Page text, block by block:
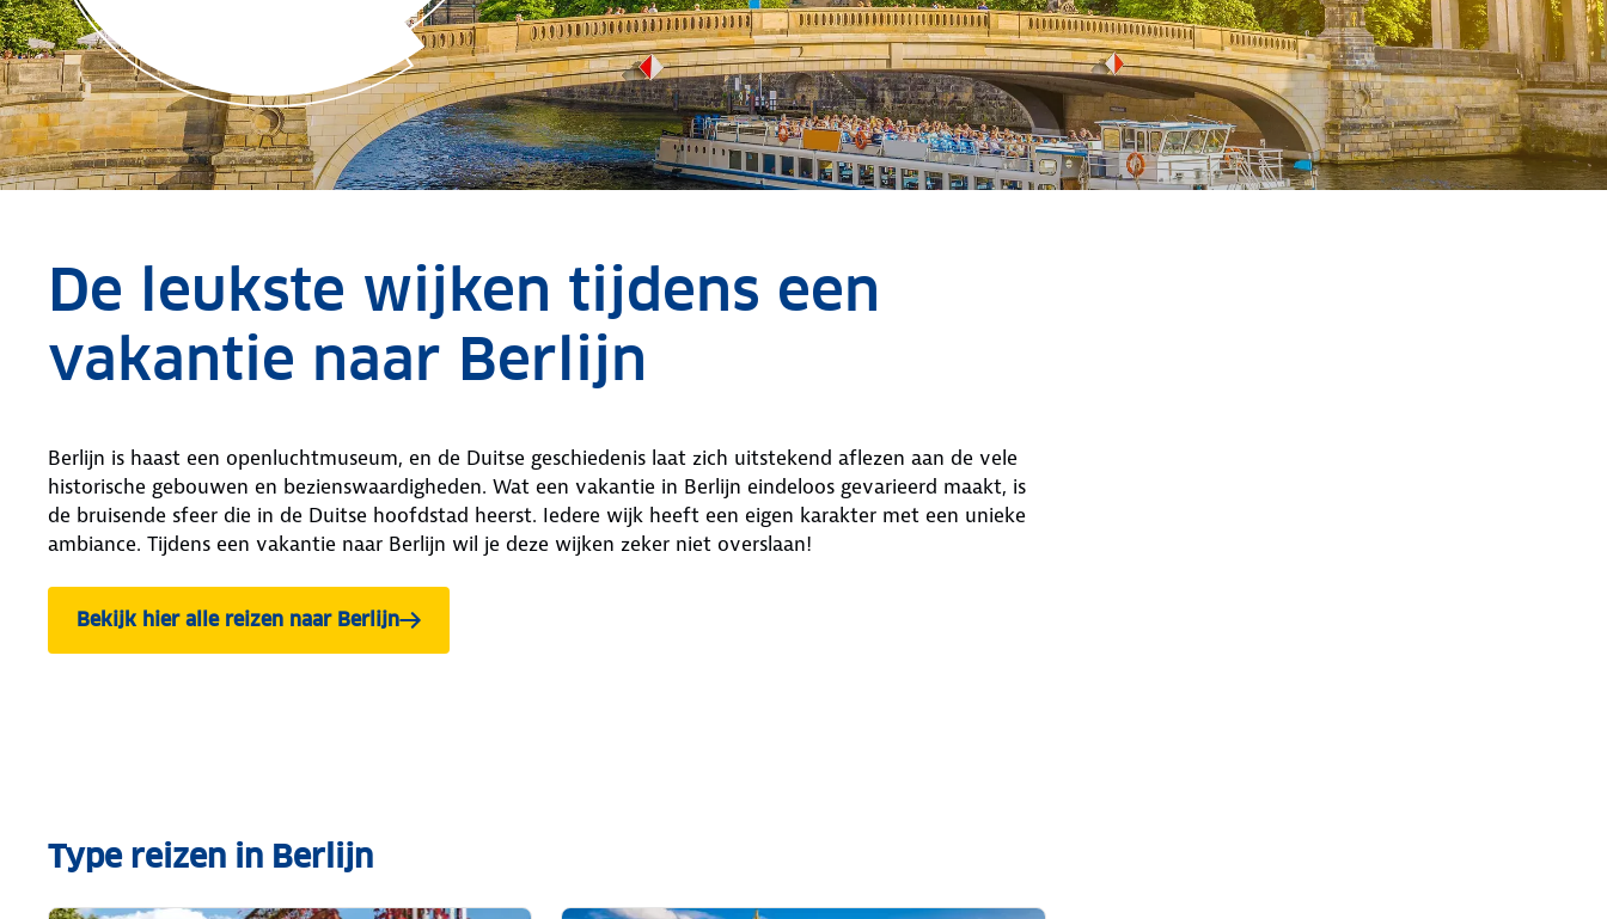
De leukste wijken tijdens een
vakantie naar Berlijn
Berlijn is haast een openluchtmuseum, en de Duitse geschiedenis laat zich uitstekend aflezen aan de vele
historische gebouwen en bezienswaardigheden. Wat een vakantie in Berlijn eindeloos gevarieerd maakt, is
de bruisende sfeer die in de Duitse hoofdstad heerst. Iedere wijk heeft een eigen karakter met een unieke
ambiance. Tijdens een vakantie naar Berlijn wil je deze wijken zeker niet overslaan!
Bekijk hier alle reizen naar Berlijn
Type reizen in Berlijn